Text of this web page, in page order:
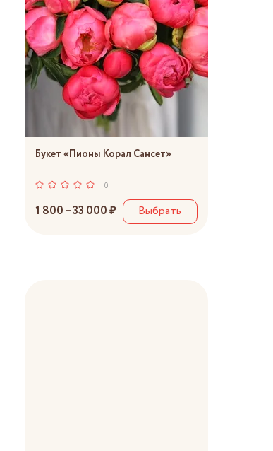
Букет «Пионы Корал Сансет»
0
1 800 – 33 000 ₽ Выбрать